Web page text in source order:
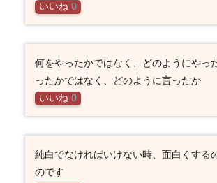
いいね 0
何をやったかではなく、どのようにやっ
ったかではなく、どのように言ったか
いいね 0
純白でなければいけない時、面白くする
のです